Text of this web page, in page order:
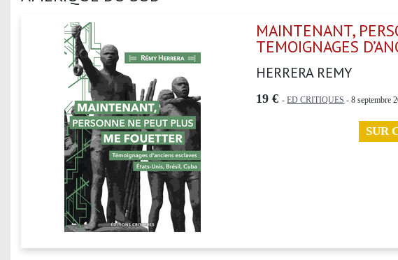
MAINTENANT,
TEMOIGNAGES
HERRERA REMY
19 € -ED CRITIQUES - 8 septembre
SUR